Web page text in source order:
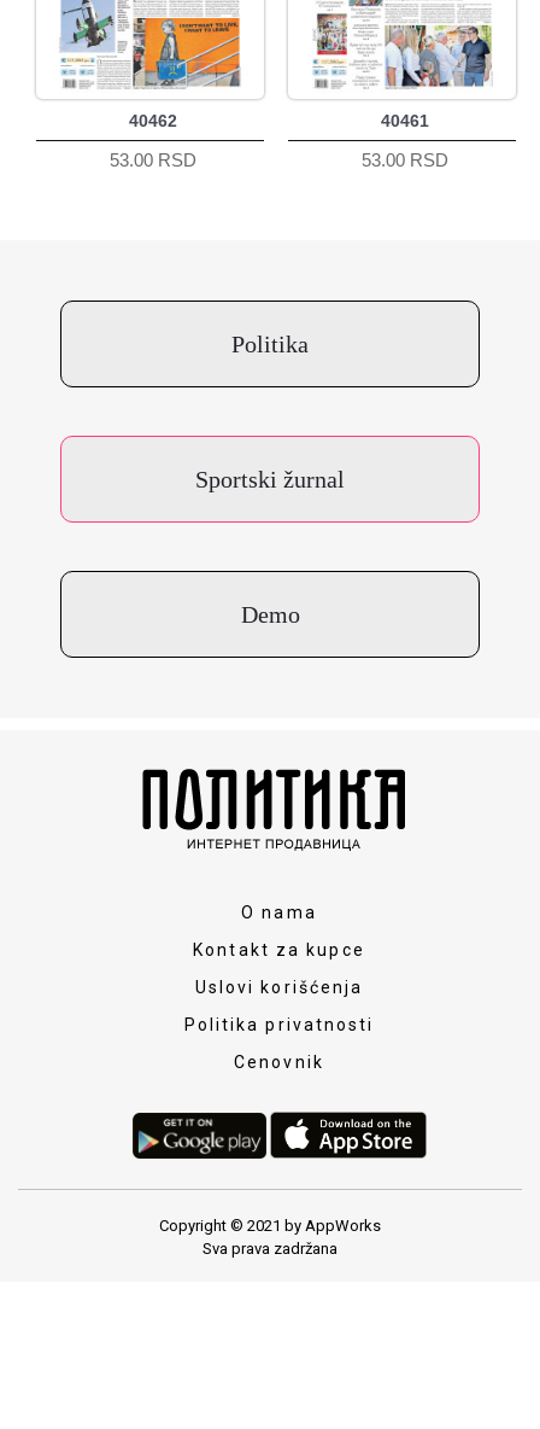
40462
53.00 RSD
40461
53.00 RSD
Politika
Sportski žurnal
Demo
O nama
Kontakt za kupce
Uslovi korišćenja
Politika privatnosti
Cenovnik
Copyright © 2021 by AppWorks
Sva prava zadržana